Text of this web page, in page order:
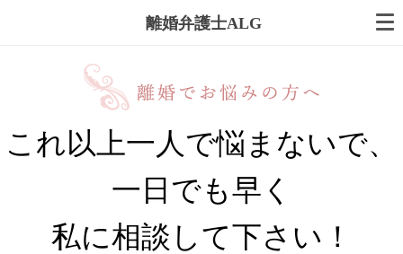
離婚弁護士ALG
これ以上一人で悩まないで、
一日でも早く
私に相談して下さい！